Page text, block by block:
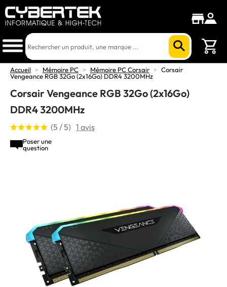
Accueil > Mémoire PC > Mémoire PC Corsair > Corsair
Vengeance RGB 32Go (2x16Go) DDR4 3200MHz
Corsair Vengeance RGB 32Go (2x16Go)
DDR4 3200MHz
(5 / 5) 1 avis
Poser une
question